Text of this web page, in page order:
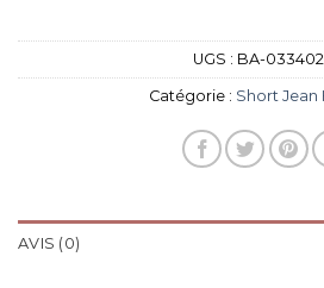
UGS : BA-
Catégorie : Short Jean
AVIS (0)